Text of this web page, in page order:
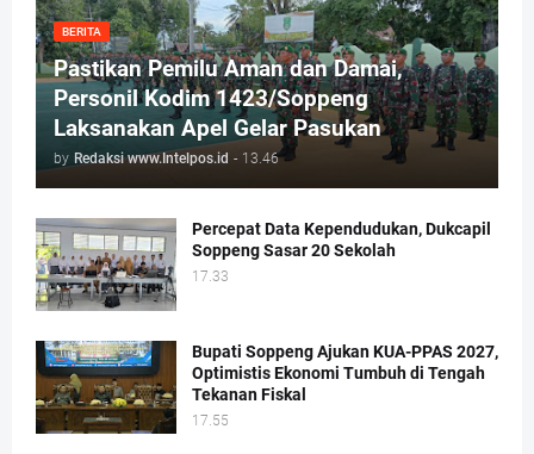
BERITA
Pastikan Pemilu Aman dan Damai,
Personil Kodim 1423/Soppeng
Laksanakan Apel Gelar Pasukan
by Redaksi www.Intelpos.id - 13.46
Percepat Data Kependudukan, Dukcapil
Soppeng Sasar 20 Sekolah
17.33
Bupati Soppeng Ajukan KUA-PPAS 2027,
Optimistis Ekonomi Tumbuh di Tengah
Tekanan Fiskal
17.55